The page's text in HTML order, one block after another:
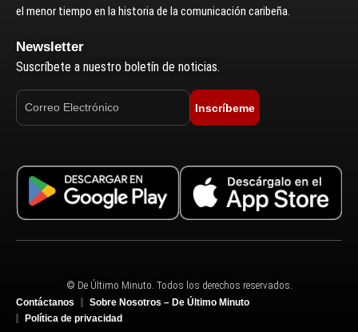
el menor tiempo en la historia de la comunicación caribeña.
Newsletter
Suscríbete a nuestro boletín de noticias.
Inscríbeme
© De Último Minuto. Todos los derechos reservados.
Contáctanos
Sobre Nosotros – De Último Minuto
Política de privacidad